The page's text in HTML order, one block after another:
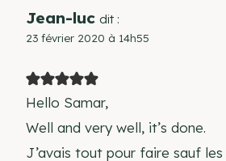
Jean-luc dit :
23 février 2020 à 14h55
Hello Samar,
Well and very well, it’s done.
J’avais tout pour faire sauf